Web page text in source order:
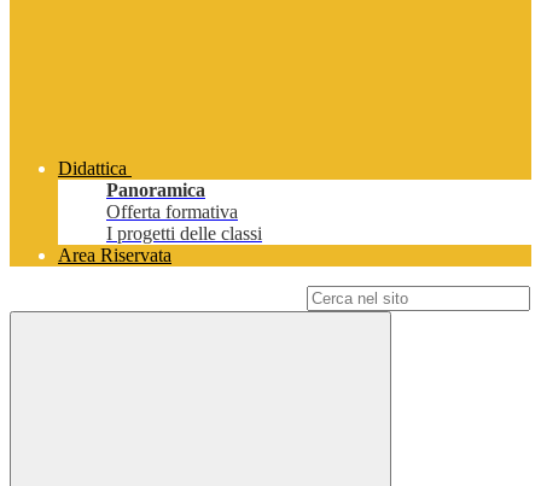
Didattica
Panoramica
Offerta formativa
I progetti delle classi
Area Riservata